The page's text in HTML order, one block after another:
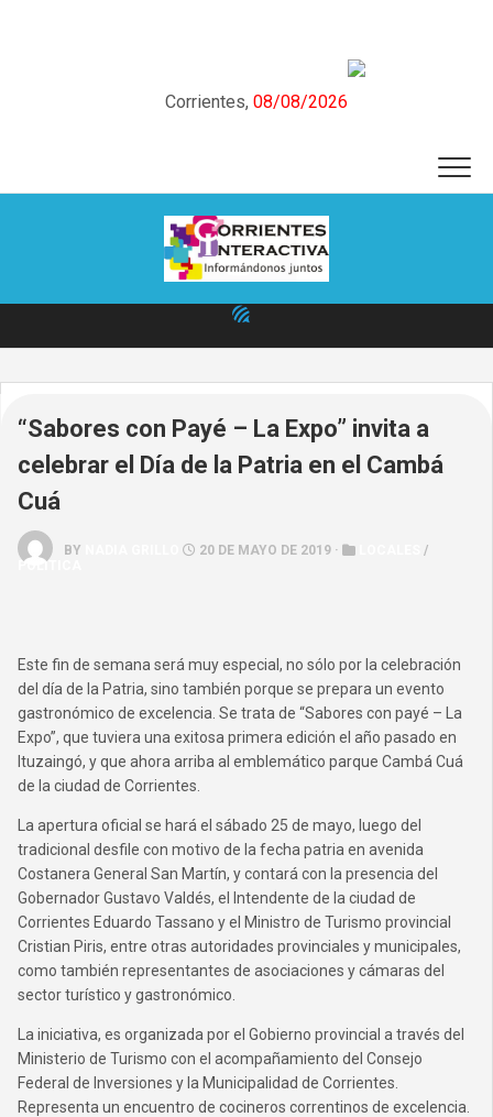
Corrientes, 08/08/2026
“Sabores con Payé – La Expo” invita a
celebrar el Día de la Patria en el Cambá
Cuá
BY 20 DE MAYO DE 2019 ·
/
POLÍTICA
Este fin de semana será muy especial, no sólo por la celebración
del día de la Patria, sino también porque se prepara un evento
gastronómico de excelencia. Se trata de “Sabores con payé – La
Expo”, que tuviera una exitosa primera edición el año pasado en
Ituzaingó, y que ahora arriba al emblemático parque Cambá Cuá
de la ciudad de Corrientes.
La apertura oficial se hará el sábado 25 de mayo, luego del
tradicional desfile con motivo de la fecha patria en avenida
Costanera General San Martín, y contará con la presencia del
Gobernador Gustavo Valdés, el Intendente de la ciudad de
Corrientes Eduardo Tassano y el Ministro de Turismo provincial
Cristian Piris, entre otras autoridades provinciales y municipales,
como también representantes de asociaciones y cámaras del
sector turístico y gastronómico.
La iniciativa, es organizada por el Gobierno provincial a través del
Ministerio de Turismo con el acompañamiento del Consejo
Federal de Inversiones y la Municipalidad de Corrientes.
Representa un encuentro de cocineros correntinos de excelencia.